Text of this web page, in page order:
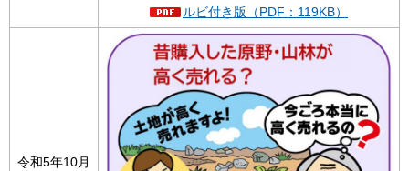
ルビ付き版（PDF：119KB）
令和5年10月